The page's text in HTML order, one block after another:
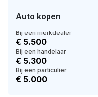
Auto kopen
Bij een merkdealer
€ 5.500
Bij een handelaar
€ 5.300
Bij een particulier
€ 5.000